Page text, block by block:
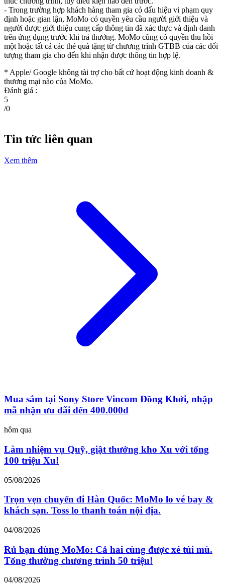
- Trong trường hợp khách hàng tham gia có dấu hiệu vi phạm quy
định hoặc gian lận, MoMo có quyền yêu cầu người giới thiệu và
người được giới thiệu cung cấp thông tin đã xác thực và định danh
trên ứng dụng trước khi trả thưởng. MoMo cũng có quyền thu hồi
một hoặc tất cả các thẻ quà tặng từ chương trình GTBB của các đối
tượng tham gia cho đến khi nhận được thông tin hợp lệ.
* Apple/ Google không tài trợ cho bất cứ hoạt động kinh doanh &
thương mại nào của MoMo.
Đánh giá :
5
/0
Tin tức liên quan
Xem thêm
Mua sắm tại Sony Store Vincom Đồng Khởi, nhập
mã nhận ưu đãi đến 400.000đ
hôm qua
Làm nhiệm vụ Quỹ, giật thưởng kho Xu với tổng
100 triệu Xu!
05/08/2026
Trọn vẹn chuyến đi Hàn Quốc: MoMo lo vé bay &
khách sạn. Toss lo thanh toán nội địa.
04/08/2026
Rủ bạn dùng MoMo: Cả hai cùng được xé túi mù.
Tổng thưởng chương trình 50 triệu!
04/08/2026